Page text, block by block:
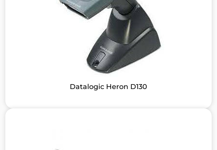
Datalogic Heron D130